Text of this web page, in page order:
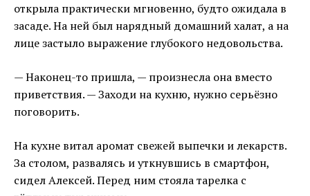
открыла практически мгновенно, будто ожидала в
засаде. На ней был нарядный домашний халат, а на
лице застыло выражение глубокого недовольства.
— Наконец-то пришла, — произнесла она вместо
приветствия. — Заходи на кухню, нужно серьёзно
поговорить.
На кухне витал аромат свежей выпечки и лекарств.
За столом, развалясь и уткнувшись в смартфон,
сидел Алексей. Перед ним стояла тарелка с